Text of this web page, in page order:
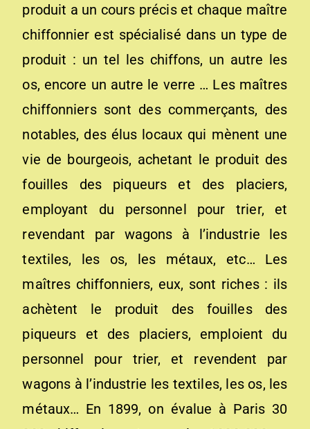
produit a un cours précis et chaque maître
chiffonnier est spécialisé dans un type de
produit : un tel les chiffons, un autre les
os, encore un autre le verre … Les maîtres
chiffonniers sont des commerçants, des
notables, des élus locaux qui mènent une
vie de bourgeois, achetant le produit des
fouilles des piqueurs et des placiers,
employant du personnel pour trier, et
revendant par wagons à l’industrie les
textiles, les os, les métaux, etc… Les
maîtres chiffonniers, eux, sont riches : ils
achètent le produit des fouilles des
piqueurs et des placiers, emploient du
personnel pour trier, et revendent par
wagons à l’industrie les textiles, les os, les
métaux… En 1899, on évalue à Paris 30